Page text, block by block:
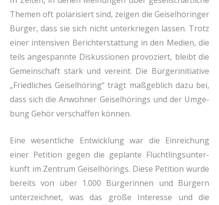
The­men oft pola­ri­siert sind, zei­gen die Gei­sel­hö­rin­ger
Bür­ger, dass sie sich nicht unter­krie­gen las­sen. Trotz
einer inten­si­ven Bericht­erstat­tung in den Medi­en, die
teils ange­spann­te Dis­kus­sio­nen pro­vo­ziert, bleibt die
Gemein­schaft stark und ver­eint. Die Bür­ger­initia­ti­ve
„Fried­li­ches Gei­sel­hö­ring“ trägt maß­geb­lich dazu bei,
dass sich die Anwoh­ner Gei­sel­hö­rings und der Umge­
bung Gehör ver­schaf­fen kön­nen.
Eine wesent­li­che Ent­wick­lung war die Ein­rei­chung
einer Peti­ti­on gegen die geplan­te Flücht­lings­un­ter­
kunft im Zen­trum Gei­sel­hö­rings. Die­se Peti­ti­on wur­de
bereits von über 1.000 Bür­ge­rin­nen und Bür­gern
unter­zeich­net, was das gro­ße Inter­es­se und die